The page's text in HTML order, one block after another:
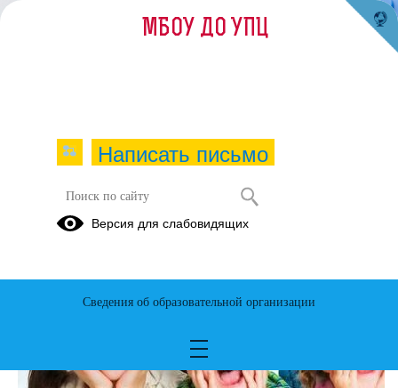
МБОУ ДО УПЦ
Написать письмо
Версия для слабовидящих
Сведения об образовательной организации